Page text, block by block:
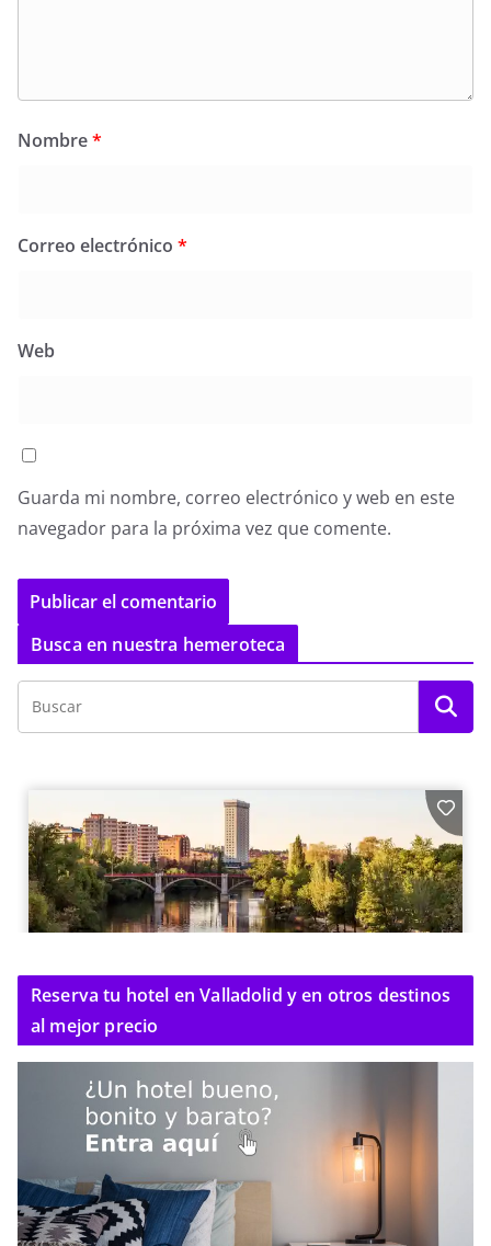
Nombre*
Correo electrónico *
Web
Guarda mi nombre, correo electrónico y web en este
navegador para la próxima vez que comente.
Busca en nuestra hemeroteca
Reserva tu hotel en Valladolid y en otros destinos
al mejor precio